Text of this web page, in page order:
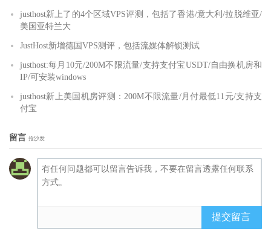
justhost新上了的4个区域VPS评测，包括了香港/意大利/拉脱维亚/
美国亚特兰大
JustHost新增德国VPS测评，包括流媒体解锁测试
justhost:每月10元/200M不限流量/支持支付宝USDT/自由换机房和
IP/可安装windows
justhost新上美国机房评测：200M不限流量/月付最低11元/支持支
付宝
留言 抢沙发
提交留言